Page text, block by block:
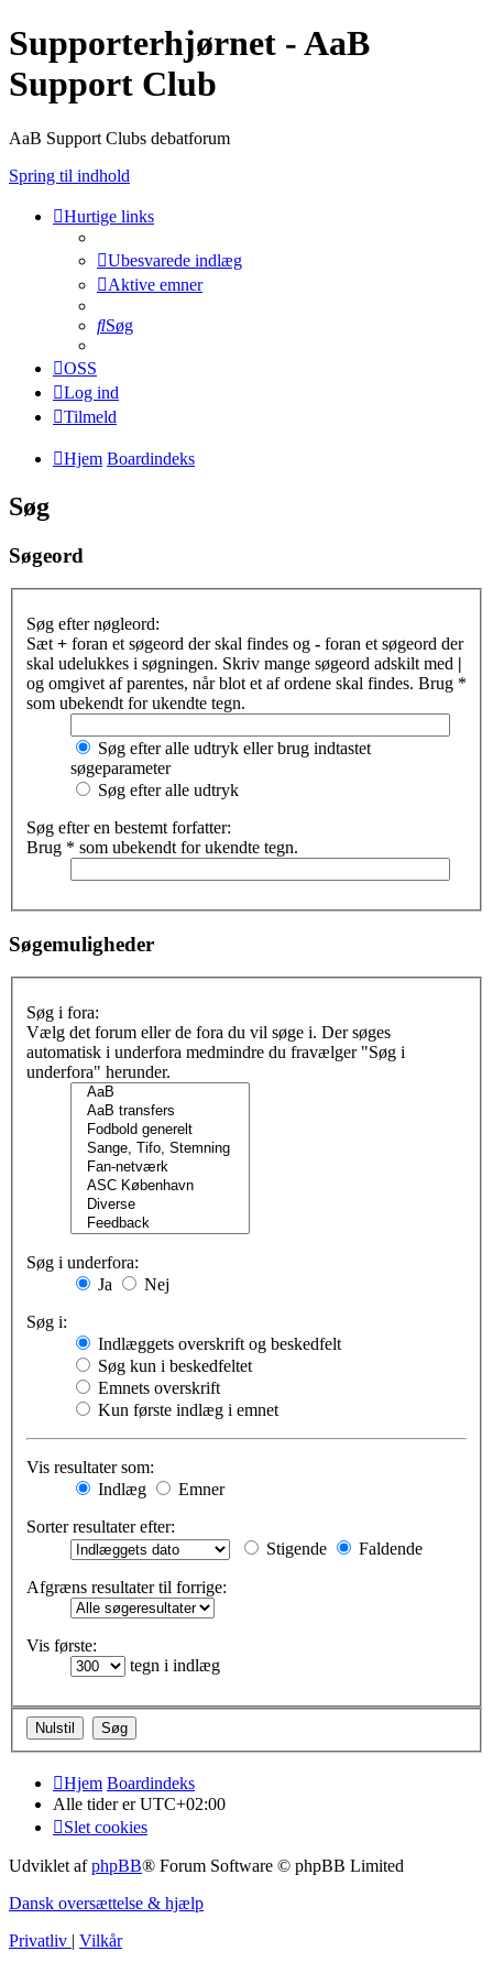
Supporterhjørnet - AaB
Support Club
AaB Support Clubs debatforum
Spring til indhold
Hurtige links
Ubesvarede indlæg
Aktive emner
Søg
OSS
Log ind
Tilmeld
Hjem Boardindeks
Søg
Søgeord
Søg efter nøgleord:
Sæt + foran et søgeord der skal findes og - foran et søgeord der
skal udelukkes i søgningen. Skriv mange søgeord adskilt med |
og omgivet af parentes, når blot et af ordene skal findes. Brug *
som ubekendt for ukendte tegn.
Søg efter alle udtryk eller brug indtastet
søgeparameter
Søg efter alle udtryk
Søg efter en bestemt forfatter:
Brug * som ubekendt for ukendte tegn.
Søgemuligheder
Søg i fora:
Vælg det forum eller de fora du vil søge i. Der søges
automatisk i underfora medmindre du fravælger "Søg i
underfora" herunder.
Søg i underfora:
Ja
Nej
Søg i:
Indlæggets overskrift og beskedfelt
Søg kun i beskedfeltet
Emnets overskrift
Kun første indlæg i emnet
Vis resultater som:
Indlæg
Emner
Sorter resultater efter:
Stigende
Faldende
Afgræns resultater til forrige:
Vis første:
tegn i indlæg
Hjem Boardindeks
Alle tider erUTC+02:00
Slet cookies
Udviklet afphpBB® Forum Software © phpBB Limited
Dansk oversættelse & hjælp
Privatliv | Vilkår